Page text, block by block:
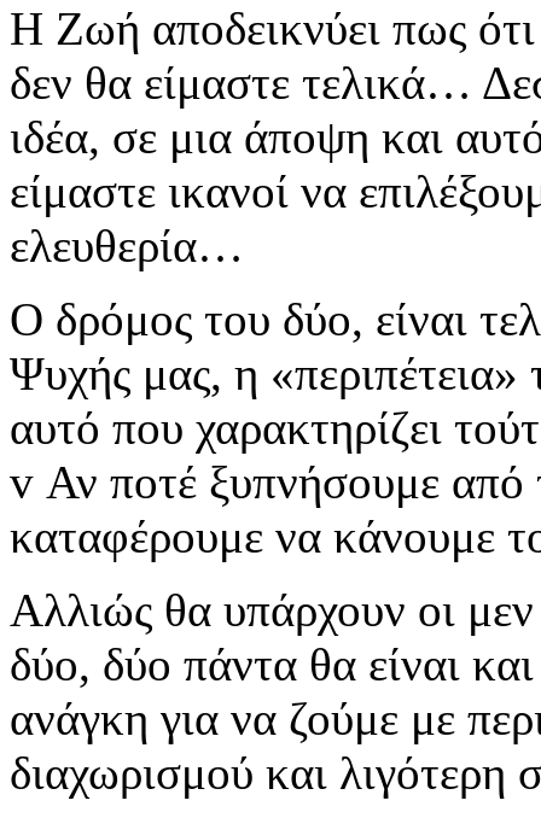
Η Ζωή αποδεικνύει πως ότι
δεν θα είμαστε τελικά…
ιδέα, σε μια άποψη και
είμαστε ικανοί να
ελευθερία…
Ο δρόμος του δύο, είναι
Ψυχής μας, η «περιπέτεια»
αυτό που χαρακτηρίζει
v Αν ποτέ ξυπνήσουμε από
καταφέρουμε να κάνουμε
Αλλιώς θα υπάρχουν οι
δύο, δύο πάντα θα είναι
ανάγκη για να ζούμε με
διαχωρισμού και